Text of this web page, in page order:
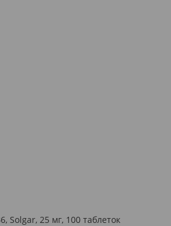
Solgar, 25 мг, 100 таблеток